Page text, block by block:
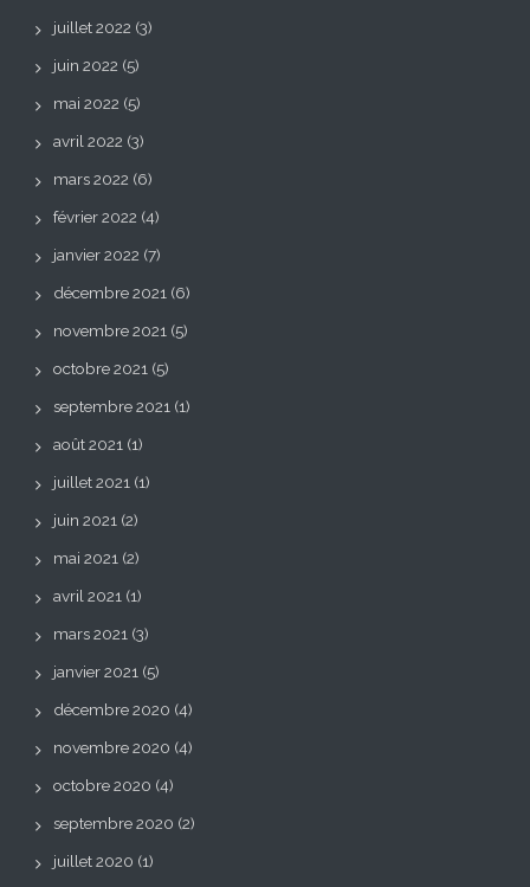
juillet 2022 (3)
juin 2022 (5)
mai 2022 (5)
avril 2022 (3)
mars 2022 (6)
février 2022 (4)
janvier 2022 (7)
décembre 2021 (6)
novembre 2021 (5)
octobre 2021 (5)
septembre 2021 (1)
août 2021 (1)
juillet 2021 (1)
juin 2021 (2)
mai 2021 (2)
avril 2021 (1)
mars 2021 (3)
janvier 2021 (5)
décembre 2020 (4)
novembre 2020 (4)
octobre 2020 (4)
septembre 2020 (2)
juillet 2020 (1)